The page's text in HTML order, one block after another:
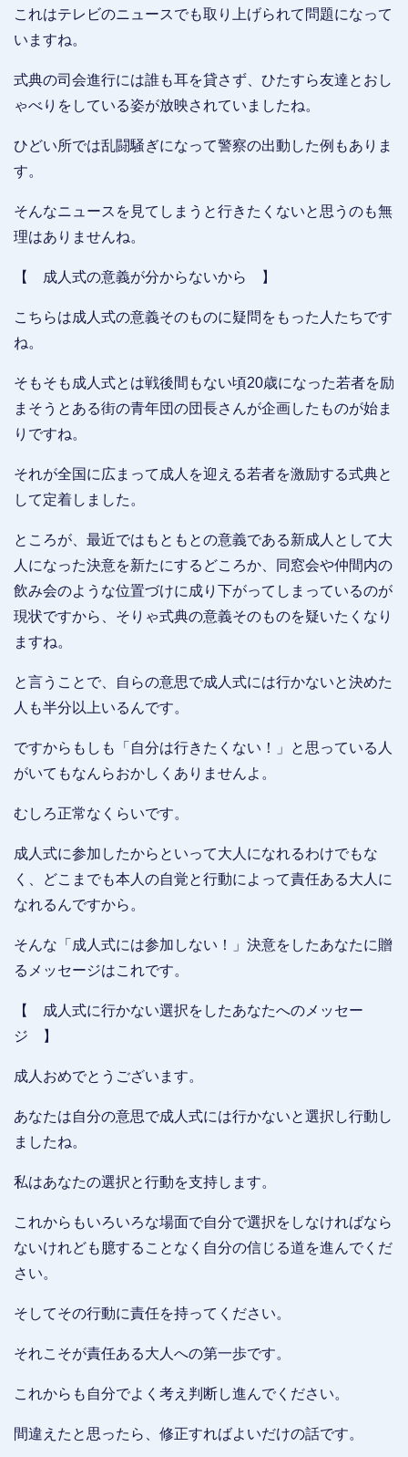
これはテレビのニュースでも取り上げられて問題になって
いますね。
式典の司会進行には誰も耳を貸さず、ひたすら友達とおし
ゃべりをしている姿が放映されていましたね。
ひどい所では乱闘騒ぎになって警察の出動した例もありま
す。
そんなニュースを見てしまうと行きたくないと思うのも無
理はありませんね。
【 成人式の意義が分からないから 】
こちらは成人式の意義そのものに疑問をもった人たちです
ね。
そもそも成人式とは戦後間もない頃20歳になった若者を励
まそうとある街の青年団の団長さんが企画したものが始ま
りですね。
それが全国に広まって成人を迎える若者を激励する式典と
して定着しました。
ところが、最近ではもともとの意義である新成人として大
人になった決意を新たにするどころか、同窓会や仲間内の
飲み会のような位置づけに成り下がってしまっているのが
現状ですから、そりゃ式典の意義そのものを疑いたくなり
ますね。
と言うことで、自らの意思で成人式には行かないと決めた
人も半分以上いるんです。
ですからもしも「自分は行きたくない！」と思っている人
がいてもなんらおかしくありませんよ。
むしろ正常なくらいです。
成人式に参加したからといって大人になれるわけでもな
く、どこまでも本人の自覚と行動によって責任ある大人に
なれるんですから。
そんな「成人式には参加しない！」決意をしたあなたに贈
るメッセージはこれです。
【 成人式に行かない選択をしたあなたへのメッセー
ジ 】
成人おめでとうございます。
あなたは自分の意思で成人式には行かないと選択し行動し
ましたね。
私はあなたの選択と行動を支持します。
これからもいろいろな場面で自分で選択をしなければなら
ないけれども臆することなく自分の信じる道を進んでくだ
さい。
そしてその行動に責任を持ってください。
それこそが責任ある大人への第一歩です。
これからも自分でよく考え判断し進んでください。
間違えたと思ったら、修正すればよいだけの話です。